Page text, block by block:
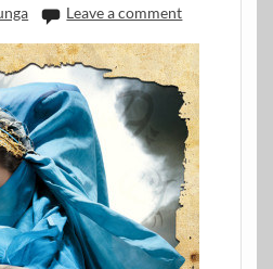
Leave a comment